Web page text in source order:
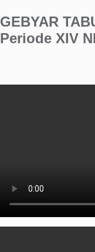
GEBYAR
Periode XIV